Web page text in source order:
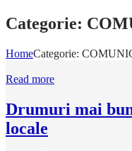
Categorie:
HomeCategorie:
Read more
Drumuri mai
locale